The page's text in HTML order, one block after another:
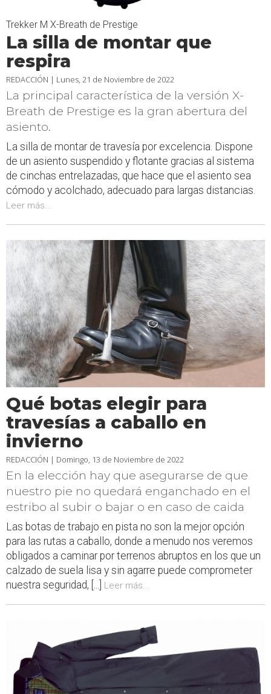
Trekker M X-Breath de Prestige
La silla de montar que
respira
REDACCIÓN | Lunes, 21 de Noviembre de 2022
La principal característica de la versión X-
Breath de Prestige es la gran abertura del
asiento.
La silla de montar de travesía por excelencia. Dispone
de un asiento suspendido y flotante gracias al sistema
de cinchas entrelazadas, que hace que el asiento sea
cómodo y acolchado, adecuado para largas distancias.
Leer más...
Qué botas elegir para
travesías a caballo en
invierno
REDACCIÓN | Domingo, 13 de Noviembre de 2022
En la elección hay que asegurarse de que
nuestro pie no quedará enganchado en el
estribo al subir o bajar o en caso de caida
Las botas de trabajo en pista no son la mejor opción
para las rutas a caballo, donde a menudo nos veremos
obligados a caminar por terrenos abruptos en los que un
calzado de suela lisa y sin agarre puede comprometer
nuestra seguridad, [...] Leer más...